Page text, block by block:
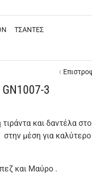
ΤΣΑΝΤΕΣ
3
και δαντέλα
μέση για
και Mαύρο .